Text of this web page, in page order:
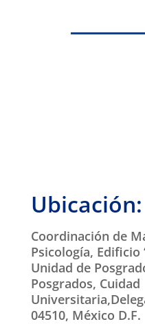
Ubicación:
Coordinación de
Psicología, Edificio
Unidad de
Posgrados, Cuidad
04510, México D.F.